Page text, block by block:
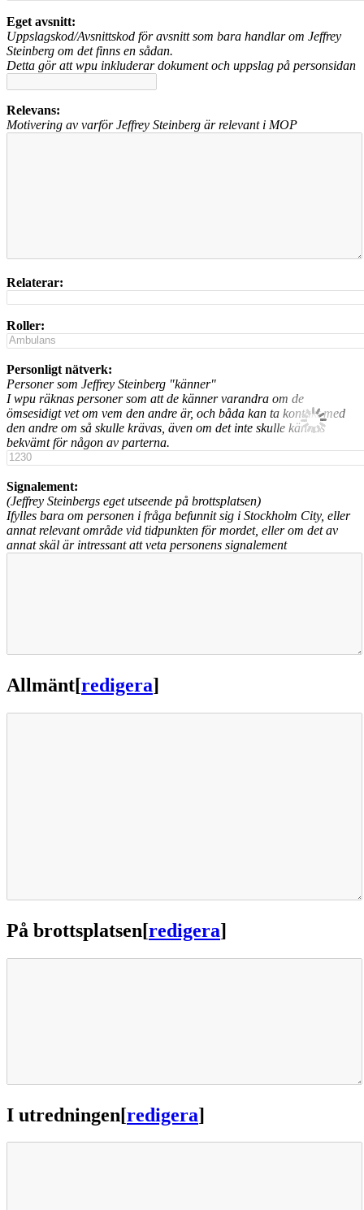
Eget avsnitt:
Uppslagskod/Avsnittskod för avsnitt som bara handlar om Jeffrey
Steinberg om det finns en sådan.
Detta gör att wpu inkluderar dokument och uppslag på personsidan
Relevans:
Motivering av varför Jeffrey Steinberg är relevant i MOP
Relaterar:
Roller:
Personligt nätverk:
Personer som Jeffrey Steinberg "känner"
I wpu räknas personer som att de känner varandra om de
ömsesidigt vet om vem den andre är, och båda kan ta kontakt med
den andre om så skulle krävas, även om det inte skulle kännas
bekvämt för någon av parterna.
Signalement:
(Jeffrey Steinbergs eget utseende på brottsplatsen)
Ifylles bara om personen i fråga befunnit sig i Stockholm City, eller
annat relevant område vid tidpunkten för mordet, eller om det av
annat skäl är intressant att veta personens signalement
Allmänt[redigera]
På brottsplatsen[redigera]
I utredningen[redigera]